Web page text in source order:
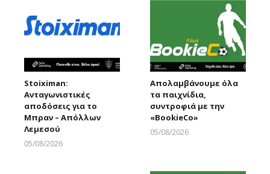
Stoiximan:
Ανταγωνιστικές
αποδόσεις για το
Μπραν – Απόλλων
Λεμεσού
05/08/2026
Απολαμβάνουμε όλα
τα παιχνίδια,
συντροφιά με την
«ΒοοkieCo»
05/08/2026